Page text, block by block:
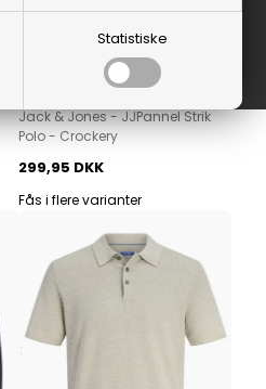
Statistiske
Jack & Jones - JJPannel Strik
Polo - Crockery
299,95 DKK
Fås i flere varianter